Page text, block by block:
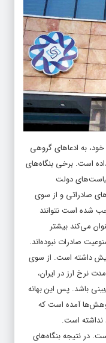
به ادعاهای گروهی‌
است. برخی بنگاه‌های
دولت
صادراتی و از سوی
شده است نتوانند
می‌کند بیشتر
صادرات نبوده‌اند.
داشته است. از سوی
نرخ ارز در ایران،
باشد. پس این بهانه
آمده است که
است.
در نتیجه بنگاه‌های